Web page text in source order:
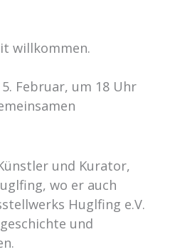
willkommen.
Februar, um 18 Uhr
und Kurator,
wo er auch
Huglfing e.V.
und